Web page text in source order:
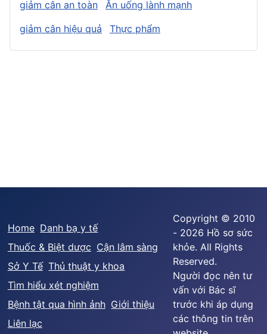
giảm cân an toàn
Ăn uống lành mạnh
giảm cân hiệu quả
Thực phẩm
Home Danh bạ y tế
Thuốc & Biệt dược Cận lâm sàng
Sở Y Tế Thủ thuật y khoa
Tìm hiểu xét nghiệm
Bệnh tật qua hình ảnh Giới thiệu
Liên lạc
Copyright © 2010
- 2026 Hồ sơ sức
khỏe. All Rights
Reserved.
Người đọc nên tư
vấn với Bác sĩ
trước khi áp dụng
các thông tin trên